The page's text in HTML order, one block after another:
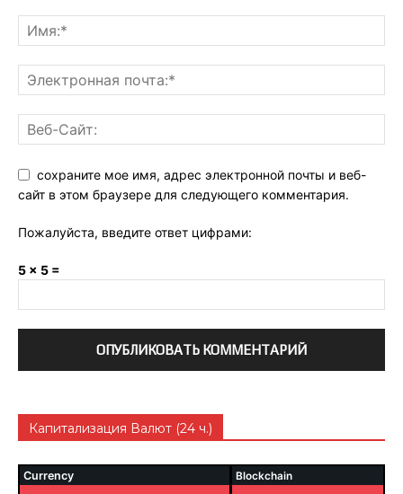
сохраните мое имя, адрес электронной почты и веб-
сайт в этом браузере для следующего комментария.
Пожалуйста, введите ответ цифрами:
5 × 5 =
Капитализация Валют (24 ч.)